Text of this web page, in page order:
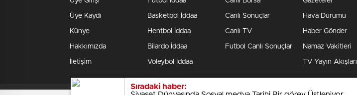
Sıradaki haber:
Üye Kaydı
Künye
Hakkımızda
İletişim
Basketbol İddaa
Hentbol İddaa
Bilardo İddaa
Voleybol İddaa
Canlı Sonuçlar
Canlı TV
Futbol Canlı Sonuçlar
Hava Durumu
Haber Gönder
Namaz Vakitleri
TV Yayın Akışları